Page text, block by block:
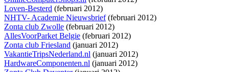
Loven-Besterd (februari 2012)
NHTV- Academie Nieuwsbrief(februari 2012)
Zonta club Zwolle (februari 2012)
AllesVoorParket Belgie (februari 2012)
Zonta club Friesland (januari 2012)
VakantieTripsNederland.nl (januari 2012)
HardwareComponenten.nl (januari 2012)